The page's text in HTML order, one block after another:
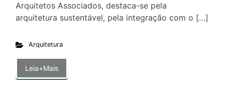
Arquitetos Associados, destaca-se pela
arquitetura sustentável, pela integração com o […]
Arquitetura
Leia+Mais